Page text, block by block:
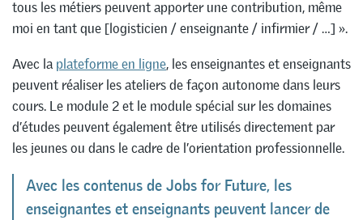
tous les métiers peuvent apporter une contribution, même
moi en tant que [logisticien / enseignante / infirmier / …] ».
Avec la plateforme en ligne, les enseignantes et enseignants
peuvent réaliser les ateliers de façon autonome dans leurs
cours. Le module 2 et le module spécial sur les domaines
d’études peuvent également être utilisés directement par
les jeunes ou dans le cadre de l’orientation professionnelle.
Avec les contenus de Jobs for Future, les
enseignantes et enseignants peuvent lancer de